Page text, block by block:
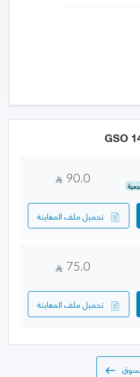
90.0
تحميل ملف المعاينة
75.0
تحميل ملف المعاينة